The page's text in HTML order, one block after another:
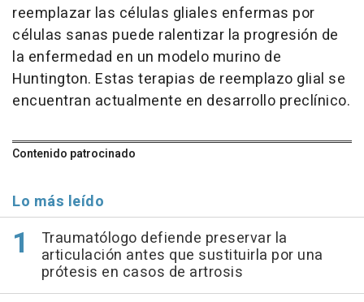
reemplazar las células gliales enfermas por
células sanas puede ralentizar la progresión de
la enfermedad en un modelo murino de
Huntington. Estas terapias de reemplazo glial se
encuentran actualmente en desarrollo preclínico.
Contenido patrocinado
Lo más leído
Traumatólogo defiende preservar la
articulación antes que sustituirla por una
prótesis en casos de artrosis